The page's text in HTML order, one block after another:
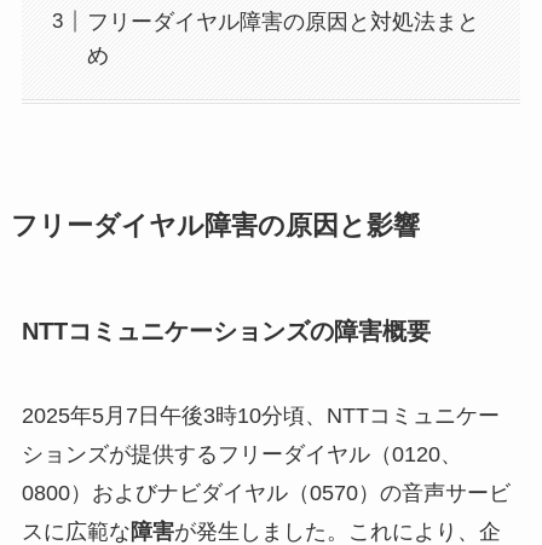
フリーダイヤル障害の原因と対処法まと
め
フリーダイヤル障害の原因と影響
NTTコミュニケーションズの障害概要
2025年5月7日午後3時10分頃、NTTコミュニケー
ションズが提供するフリーダイヤル（0120、
0800）およびナビダイヤル（0570）の音声サービ
スに広範な障害が発生しました。これにより、企